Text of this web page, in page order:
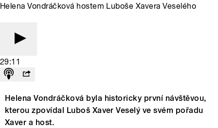
Helena Vondráčková hostem Luboše Xavera Veselého
29:11
Helena Vondráčková byla historicky první návštěvou,
kterou zpovídal Luboš Xaver Veselý ve svém pořadu
Xaver a host.